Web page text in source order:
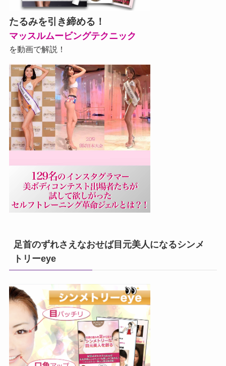
たるみを引き締める！
マッスルムービングテクニック
を動画で解説！
足首のずれさえなおせば目元美人になるシンメ
トリーeye